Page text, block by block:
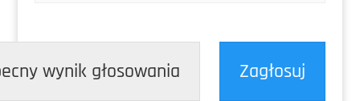
wynik głosowania Zagłosuj